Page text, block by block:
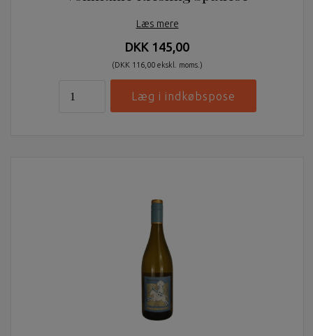
Læs mere
DKK 145,00
(DKK 116,00 ekskl. moms.)